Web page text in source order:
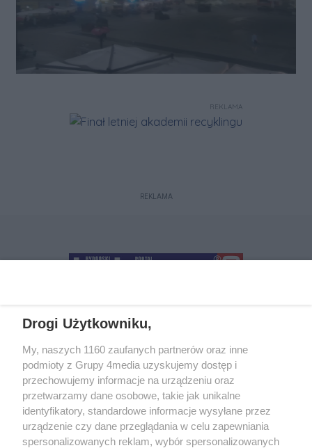
REKLAMA
REKLAMA
+48 52 5812666
O nas Reklama Regulamin
Kontakt
Wydarzenia
Ogłoszenia Katalog firm
Drogi Użytkowniku,
My, naszych 1160 zaufanych partnerów oraz inne
podmioty z Grupy 4media uzyskujemy dostęp i
przechowujemy informacje na urządzeniu oraz
przetwarzamy dane osobowe, takie jak unikalne
identyfikatory, standardowe informacje wysyłane przez
urządzenie czy dane przeglądania w celu zapewniania
spersonalizowanych reklam, wybór spersonalizowanych